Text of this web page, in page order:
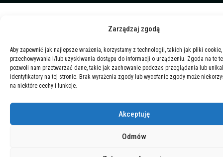
Zarządzaj zgodą
Aby zapewnić jak najlepsze wrażenia, korzystamy z technologii, takich jak pliki
przechowywania i/lub uzyskiwania dostępu do informacji o urządzeniu. Zgoda na te
pozwoli nam przetwarzać dane, takie jak zachowanie podczas przeglądania lub
identyfikatory na tej stronie. Brak wyrażenia zgody lub wycofanie zgody może
na niektóre cechy i funkcje.
Akceptuję
Odmów